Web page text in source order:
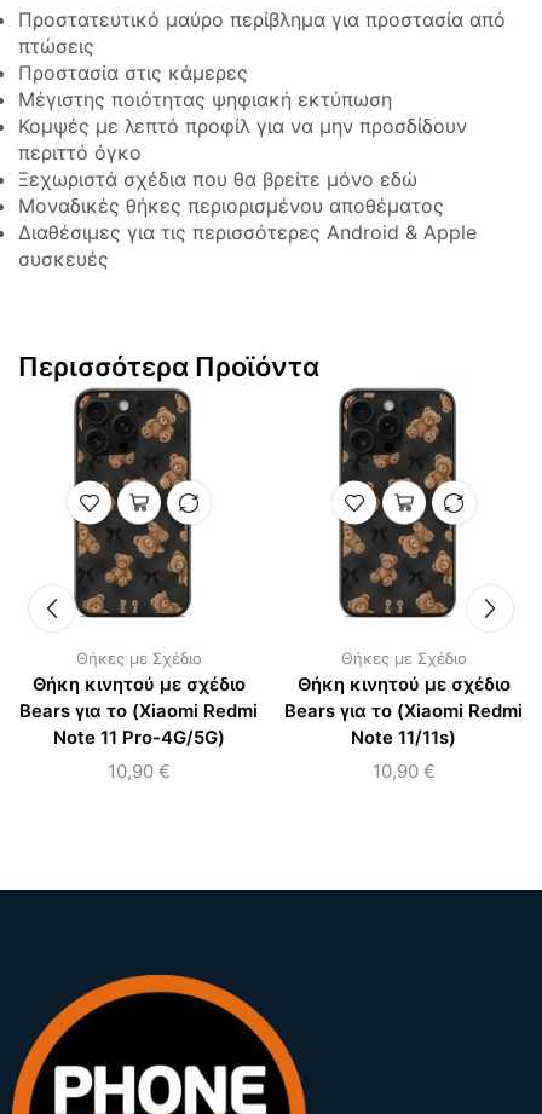
Προστατευτικό μαύρο περίβλημα για προστασία από
πτώσεις
Προστασία στις κάμερες
Μέγιστης ποιότητας ψηφιακή εκτύπωση
Κομψές με λεπτό προφίλ για να μην προσδίδουν
περιττό όγκο
Ξεχωριστά σχέδια που θα βρείτε μόνο εδώ
Μοναδικές θήκες περιορισμένου αποθέματος
Διαθέσιμες για τις περισσότερες Android & Apple
συσκευές
Περισσότερα Προϊόντα
Θήκες με Σχέδιο
Θήκη κινητού με σχέδιο
Bears για το (Xiaomi Redmi
Note 11 Pro-4G/5G)
10,90 €
Θήκες με Σχέδιο
Θήκη κινητού με σχέδιο
Bears για το (Xiaomi Redmi
Note 11/11s)
10,90 €